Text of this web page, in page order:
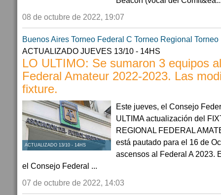
08 de octubre de 2022, 19:07
Buenos Aires Torneo Federal C Torneo Regional Torneo
ACTUALIZADO JUEVES 13/10 - 14HS
LO ULTIMO: Se sumaron 3 equipos
Federal Amateur 2022-2023. Las
fixture.
ACTUALIZADO 13/10 - 14HS
Este jueves, el Consejo
ULTIMA actualización del
REGIONAL FEDERAL
está pautado para el 16 de
ascensos al Federal A 2023.
el Consejo Federal ...
07 de octubre de 2022, 14:03